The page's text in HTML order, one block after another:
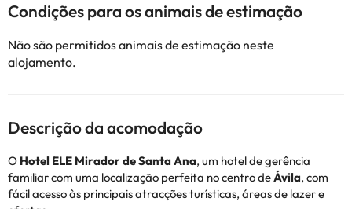
Condições para os animais de estimação
Não são permitidos animais de estimação neste
alojamento.
Descrição da acomodação
O Hotel ELE Mirador de Santa Ana, um hotel de gerência
familiarcom uma localização perfeita no centro deÁvila, com
fácil acesso às principais atracções turísticas, áreas de lazer e